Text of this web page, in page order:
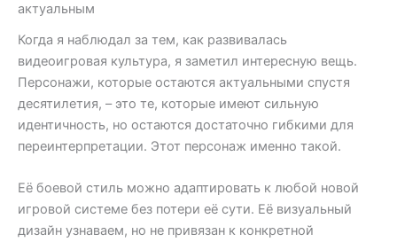
актуальным
Когда я наблюдал за тем, как развивалась
видеоигровая культура, я заметил интересную вещь.
Персонажи, которые остаются актуальными спустя
десятилетия, – это те, которые имеют сильную
идентичность, но остаются достаточно гибкими для
переинтерпретации. Этот персонаж именно такой.
Её боевой стиль можно адаптировать к любой новой
игровой системе без потери её сути. Её визуальный
дизайн узнаваем, но не привязан к конкретной